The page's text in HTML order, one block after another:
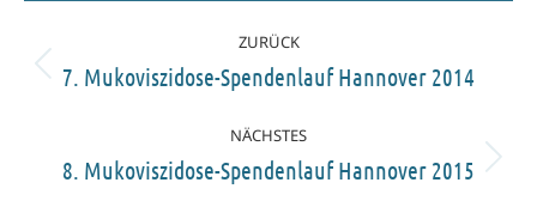
ZURÜCK
7. Mukoviszidose-Spendenlauf Hannover 2014
NÄCHSTES
8. Mukoviszidose-Spendenlauf Hannover 2015